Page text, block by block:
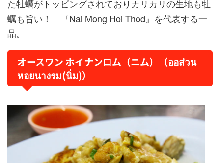
た牡蠣がトッピングされておりカリカリの生地も牡
蠣も旨い！ 『Nai Mong Hoi Thod』を代表する一
品。
オースワン ホイナンロム（ニム）（ออส่วน
หอยนางรม(นิ่ม)）